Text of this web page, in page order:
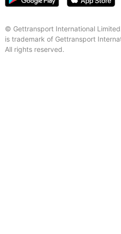
© Gettransport International
is trademark of Gettransport
All rights reserved.